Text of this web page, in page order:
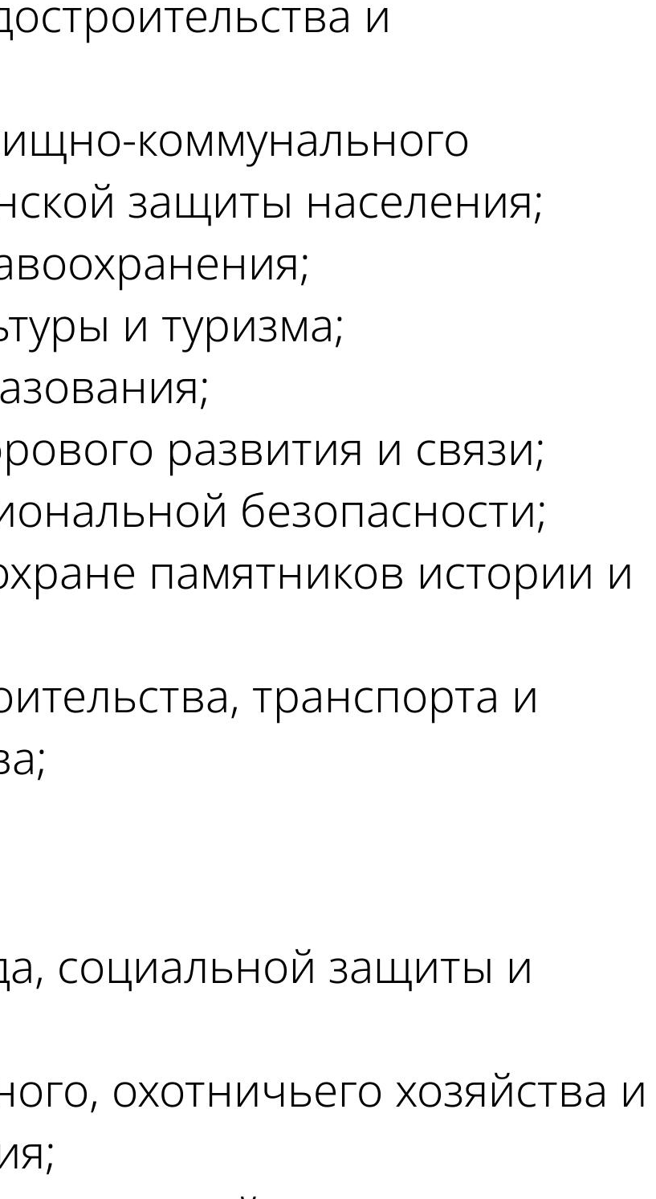
и
коммунального
защиты населения;
и туризма;
развития и связи;
безопасности;
памятников истории и
транспорта и
социальной защиты и
охотничьего хозяйства и